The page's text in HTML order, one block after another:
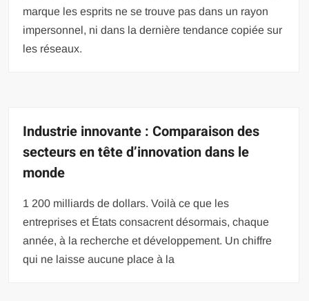
marque les esprits ne se trouve pas dans un rayon
impersonnel, ni dans la dernière tendance copiée sur
les réseaux.
Industrie innovante : Comparaison des
secteurs en tête d’innovation dans le
monde
1 200 milliards de dollars. Voilà ce que les
entreprises et États consacrent désormais, chaque
année, à la recherche et développement. Un chiffre
qui ne laisse aucune place à la